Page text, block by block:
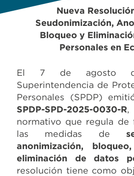
Nueva
Seudonimización,
Bloqueo y
Personales en
El 7 de agosto
Superintendencia de
Personales (SPDP)
SPDP-SPD-2025-0030-R
normativo que regula de
las medidas de
anonimización,
eliminación de datos
resolución tiene como